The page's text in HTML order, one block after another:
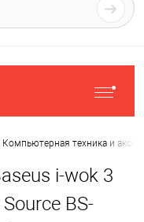
Компьютерная техника и
i-wok 3
BS-